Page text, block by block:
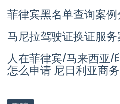
菲律宾黑名单查询案
马尼拉驾驶证换证服
人在菲律宾/马来西亚
怎么申请 尼日利亚商